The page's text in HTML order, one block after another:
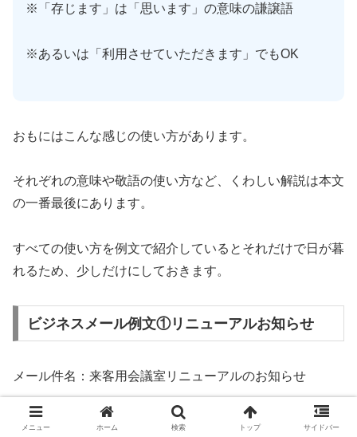
※「存じます」は「思います」の意味の謙譲語
※あるいは「利用させていただきます」でもOK
おもにはこんな感じの使い方があります。
それぞれの意味や敬語の使い方など、くわしい解説は本文
の一番最後にあります。
すべての使い方を例文で紹介しているとそれだけで日が暮
れるため、少しだけにしておきます。
ビジネスメール例文①リニューアルお知らせ
メール件名：来客用会議室リニューアルのお知らせ
営業部の皆さま
メニュー ホーム 検索 トップ サイドバー